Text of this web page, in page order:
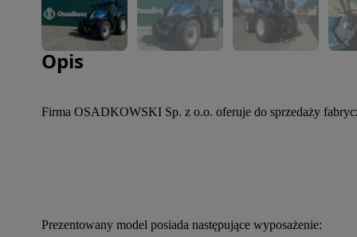
Opis
Firma OSADKOWSKI Sp. z o.o. oferuje do sprzedaży
Prezentowany model posiada następujące wyposażenie: